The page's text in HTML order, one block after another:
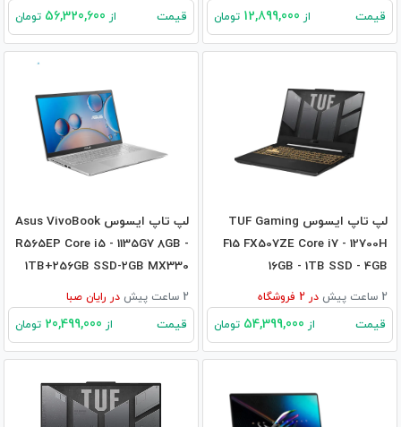
قیمت از تومان قیمت از تومان
لپ تاپ ایسوس TUF Gaming
F15 FX507ZE Core i7 - 12700H
16GB - 1TB SSD - 4GB
RTX3050TI2 ساعت پیش در فروشگاه
قیمت از تومان
لپ تاپ ایسوس Asus VivoBook
R565EP Core i5 - 1135G7 8GB -
1TB+256GB SSD-2GB MX330
2 ساعت پیش در رایان صبا
قیمت از تومان